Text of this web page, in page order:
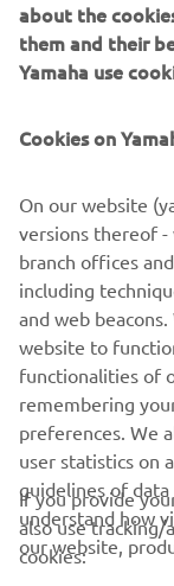
Prezantimi i çdo
gjithashtu e
shënon fillimin e
modelit R9
garuese e
deri te dizajni nga
së Yamahas në
CORPORATE
about the
them and their
Yamaha use
Cookies on
On our website
versions thereof -
branch offices
including
and web
website to
functionalities of
remembering
preferences. We
user statistics on
guidelines of
understand how
our website,
If you provide
also use tracking/
cookies: